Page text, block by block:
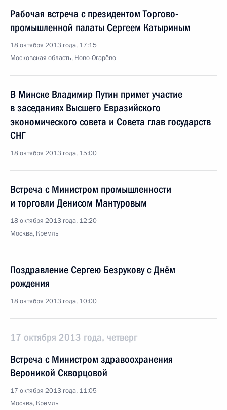
Рабочая встреча с президентом Торгово-
промышленной палаты Сергеем Катыриным
18 октября 2013 года, 17:15
Московская область, Ново-Огарёво
В Минске Владимир Путин примет участие
в заседаниях Высшего Евразийского
экономического совета и Совета глав государств
СНГ
18 октября 2013 года, 15:00
Встреча с Министром промышленности
и торговли Денисом Мантуровым
18 октября 2013 года, 12:20
Москва, Кремль
Поздравление Сергею Безрукову с Днём
рождения
18 октября 2013 года, 10:00
17 октября 2013 года, четверг
Встреча с Министром здравоохранения
Вероникой Скворцовой
17 октября 2013 года, 11:05
Москва, Кремль